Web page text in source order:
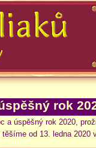
rok
a úspěšný rok 2020,
od 13. ledna 2020